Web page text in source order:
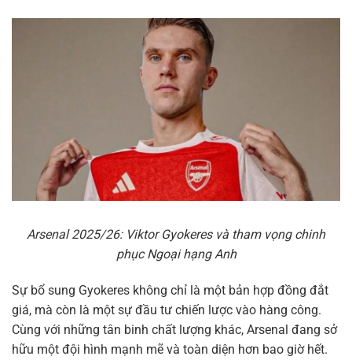
Arsenal 2025/26: Viktor Gyokeres và tham vọng chinh
phục Ngoại hạng Anh
Sự bổ sung Gyokeres không chỉ là một bản hợp đồng đắt
giá, mà còn là một sự đầu tư chiến lược vào hàng công.
Cùng với những tân binh chất lượng khác, Arsenal đang sở
hữu một đội hình mạnh mẽ và toàn diện hơn bao giờ hết.